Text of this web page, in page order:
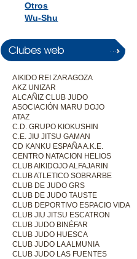
Otros
Wu-Shu
AIKIDO REI ZARAGOZA
AKZ UNIZAR
ALCAÑIZ CLUB JUDO
ASOCIACIÓN MARU DOJO
ATAZ
C.D. GRUPO KIOKUSHIN
C.E. JIU JITSU GAMAN
CD KANKU ESPAÑA A.K.E.
CENTRO NATACION HELIOS
CLUB AIKIDOJO ALFAJARIN
CLUB ATLETICO SOBRARBE
CLUB DE JUDO GRS
CLUB DE JUDO TAUSTE
CLUB DEPORTIVO ESPACIO VIDA
CLUB JIU JITSU ESCATRON
CLUB JUDO BINÉFAR
CLUB JUDO HUESCA
CLUB JUDO LA ALMUNIA
CLUB JUDO LAS FUENTES